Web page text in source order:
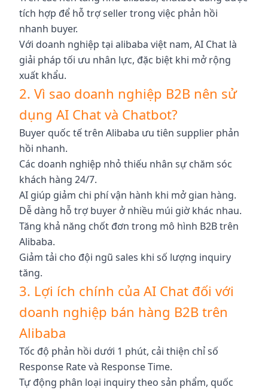
tích hợp để hỗ trợ seller trong việc phản hồi
nhanh buyer.
Với doanh nghiệp tại alibaba việt nam, AI Chat là
giải pháp tối ưu nhân lực, đặc biệt khi mở rộng
xuất khẩu.
2. Vì sao doanh nghiệp B2B nên sử
dụng AI Chat và Chatbot?
Buyer quốc tế trên Alibaba ưu tiên supplier phản
hồi nhanh.
Các doanh nghiệp nhỏ thiếu nhân sự chăm sóc
khách hàng 24/7.
AI giúp giảm chi phí vận hành khi mở gian hàng.
Dễ dàng hỗ trợ buyer ở nhiều múi giờ khác nhau.
Tăng khả năng chốt đơn trong mô hình B2B trên
Alibaba.
Giảm tải cho đội ngũ sales khi số lượng inquiry
tăng.
3. Lợi ích chính của AI Chat đối với
doanh nghiệp bán hàng B2B trên
Alibaba
Tốc độ phản hồi dưới 1 phút, cải thiện chỉ số
Response Rate và Response Time.
Tự động phân loại inquiry theo sản phẩm, quốc